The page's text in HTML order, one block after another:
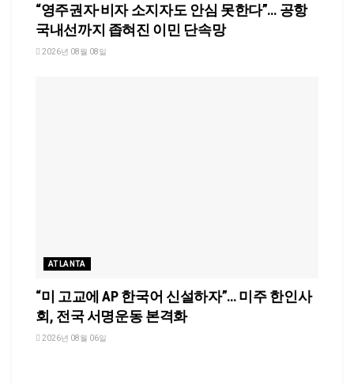
“영주권자·비자 소지자도 안심 못한다”… 공항
국내선까지 좁혀진 이민 단속망
2026년 08월 08일
ATLANTA
“미 고교에 AP 한국어 신설하자”… 미주 한인사
회, 전국 서명운동 본격화
2026년 08월 06일